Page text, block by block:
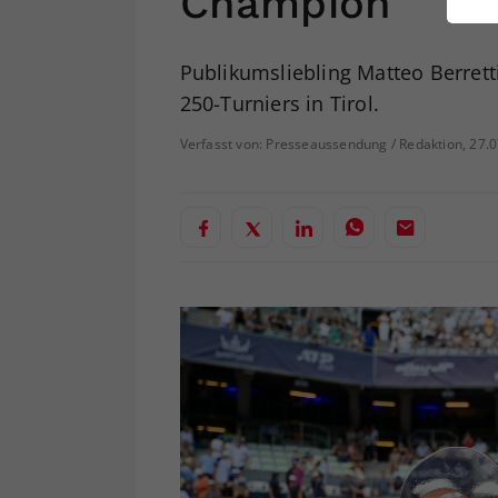
Publikumsliebling Matteo
250-Turniers in Tirol.
Verfasst von: Presseaussendung / Redaktion,